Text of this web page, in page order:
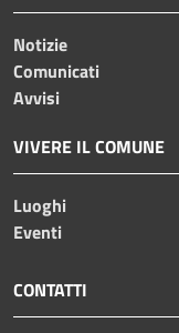
Notizie
Comunicati
Avvisi
VIVERE IL COMUNE
Luoghi
Eventi
CONTATTI